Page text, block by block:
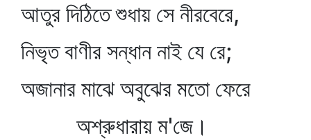
আতুর দিঠিতে শুধায় সে নীরবেরে,
নিভৃত বাণীর সন্ধান নাই যে রে;
অজানার মাঝে অবুঝের মতো ফেরে
অশ্রুধারায় ম'জে।